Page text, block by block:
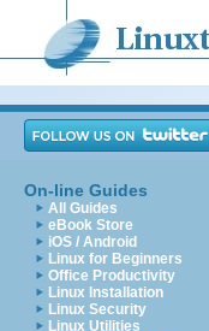
On-line Guides
All Guides
eBook Store
iOS / Android
Linux for Beginners
Office Productivity
Linux Installation
Linux Security
Linux Utilities